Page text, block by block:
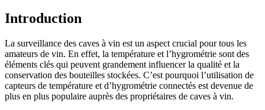
Introduction
La surveillance des caves à vin est un aspect crucial pour tous les
amateurs de vin. En effet, la température et l’hygrométrie sont des
éléments clés qui peuvent grandement influencer la qualité et la
conservation des bouteilles stockées. C’est pourquoi l’utilisation de
capteurs de température et d’hygrométrie connectés est devenue de
plus en plus populaire auprès des propriétaires de caves à vin.